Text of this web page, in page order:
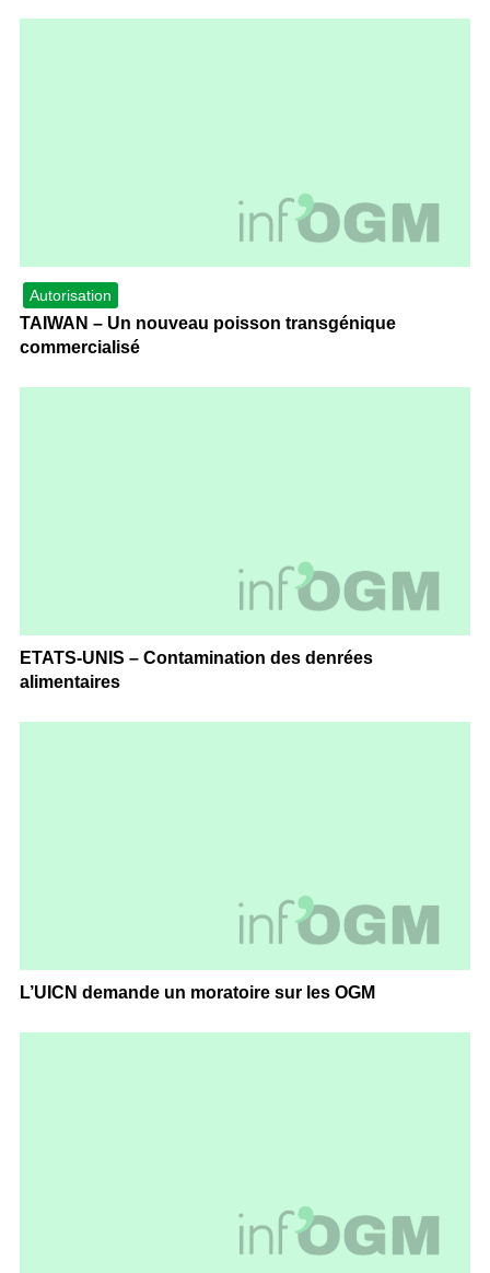
Autorisation
TAIWAN – Un nouveau poisson transgénique
commercialisé
ETATS-UNIS – Contamination des denrées
alimentaires
L’UICN demande un moratoire sur les OGM